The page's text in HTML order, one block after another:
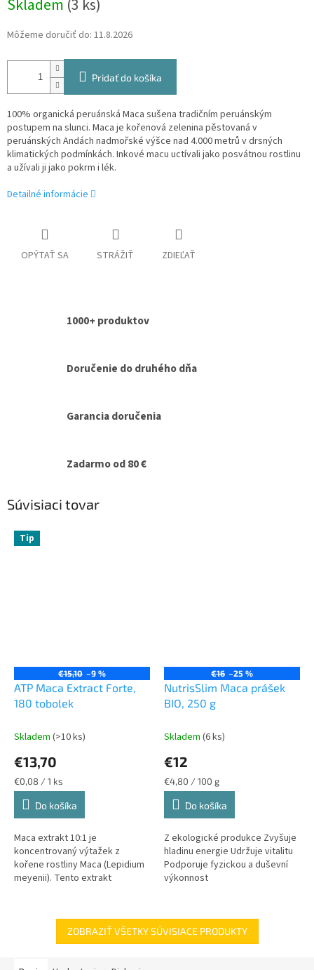
Skladem (3 ks)
Môžeme doručiť do: 11.8.2026
Pridať do košíka
100% organická peruánská Maca sušena tradičním peruánským
postupem na slunci. Maca je kořenová zelenina pěstovaná v
peruánských Andách nadmořské výšce nad 4.000 metrů v drsných
klimatických podmínkách. Inkové macu uctívali jako posvátnou rostlinu
a užívali ji jako pokrm i lék.
Detailné informácie
OPÝTAŤ SA STRÁŽIŤ ZDIEĽAŤ
1000+ produktov
Doručenie do druhého dňa
Garancia doručenia
Zadarmo od 80 €
Súvisiaci tovar
Tip
€15,10 –9 %
ATP Maca Extract Forte,
180 tobolek
Skladem (>10 ks)
€13,70
Jednotková
cena:
€0,08 / 1 ks
Do košíka
Maca extrakt 10:1 je
koncentrovaný výtažek z
kořene rostliny Maca (Lepidium
meyenii). Tento extrakt
extraktu. Maca je...
€16 –25 %
NutrisSlim Maca prášek
BIO, 250 g
Skladem (6 ks)
€12
Jednotková
cena:
€4,80 / 100 g
Do košíka
Z ekologické produkce Zvyšuje
hladinu energie Udržuje vitalitu
Podporuje fyzickou a duševní
výkonnost
ZOBRAZIŤ VŠETKY SÚVISIACE PRODUKTY